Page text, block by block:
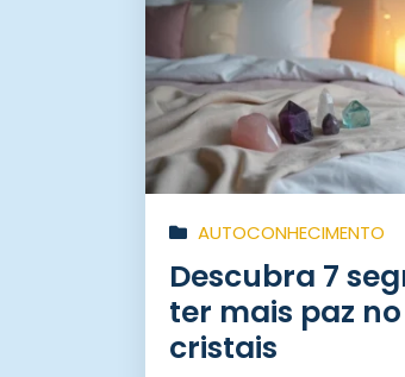
AUTOCONHECIMENTO
Descubra 7
ter mais paz
cristais